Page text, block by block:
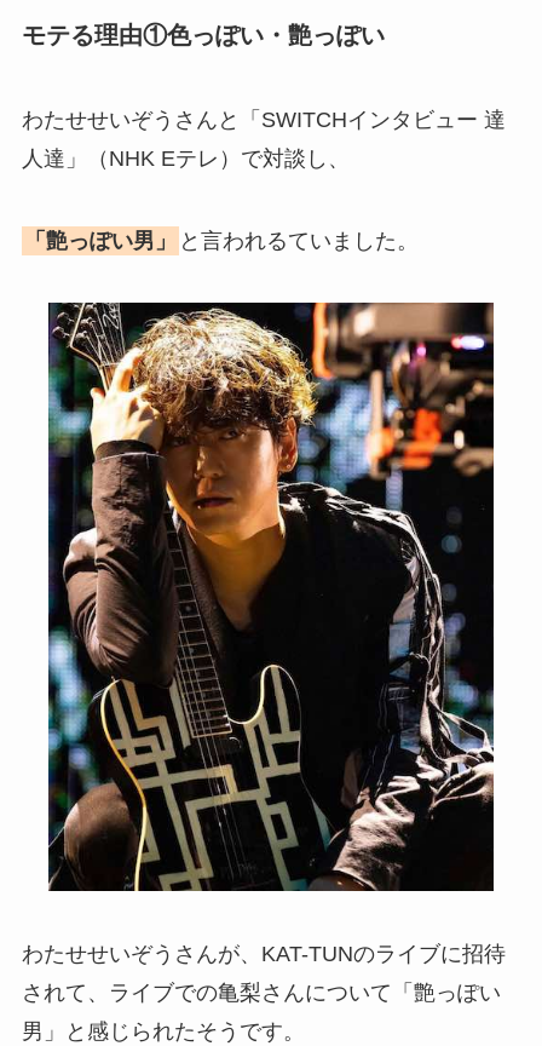
モテる理由①色っぽい・艶っぽい
わたせせいぞうさんと「SWITCHインタビュー 達
人達」（NHK Eテレ）で対談し、
「艶っぽい男」 と言われるていました。
わたせせいぞうさんが、KAT-TUNのライブに招待
されて、ライブでの亀梨さんについて「艶っぽい
男」と感じられたそうです。